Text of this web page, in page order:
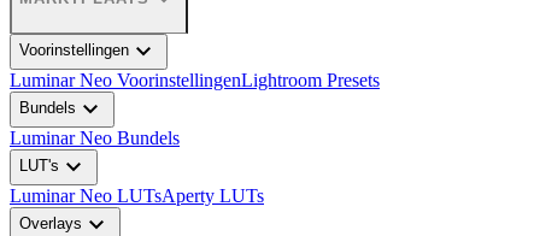
Voorinstellingen expand_more
Luminar Neo VoorinstellingenLightroom Presets
Bundels expand_more
Luminar Neo Bundels
LUT's expand_more
Luminar Neo LUTsAperty LUTs
Overlays expand_more